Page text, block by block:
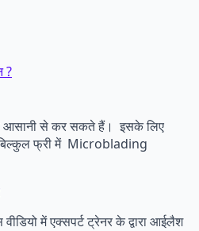
?
आसानी से कर सकते हैं। इसके लिए
फ्री में Microblading
में एक्सपर्ट ट्रेनर के द्वारा आईलैश